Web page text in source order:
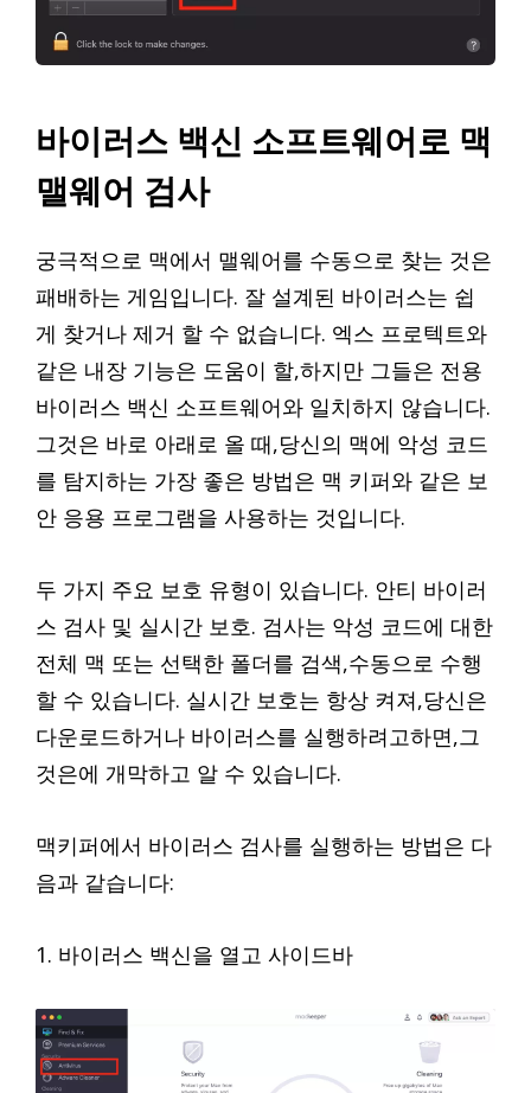
바이러스 백신 소프트웨어로 맥
맬웨어 검사
궁극적으로 맥에서 맬웨어를 수동으로 찾는 것은
패배하는 게임입니다. 잘 설계된 바이러스는 쉽
게 찾거나 제거 할 수 없습니다. 엑스 프로텍트와
같은 내장 기능은 도움이 할,하지만 그들은 전용
바이러스 백신 소프트웨어와 일치하지 않습니다.
그것은 바로 아래로 올 때,당신의 맥에 악성 코드
를 탐지하는 가장 좋은 방법은 맥 키퍼와 같은 보
안 응용 프로그램을 사용하는 것입니다.
두 가지 주요 보호 유형이 있습니다. 안티 바이러
스 검사 및 실시간 보호. 검사는 악성 코드에 대한
전체 맥 또는 선택한 폴더를 검색,수동으로 수행
할 수 있습니다. 실시간 보호는 항상 켜져,당신은
다운로드하거나 바이러스를 실행하려고하면,그
것은에 개막하고 알 수 있습니다.
맥키퍼에서 바이러스 검사를 실행하는 방법은 다
음과 같습니다:
1. 바이러스 백신을 열고 사이드바